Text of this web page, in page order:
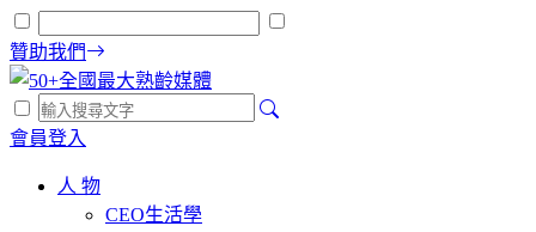
贊助我們
會員登入
人 物
CEO生活學